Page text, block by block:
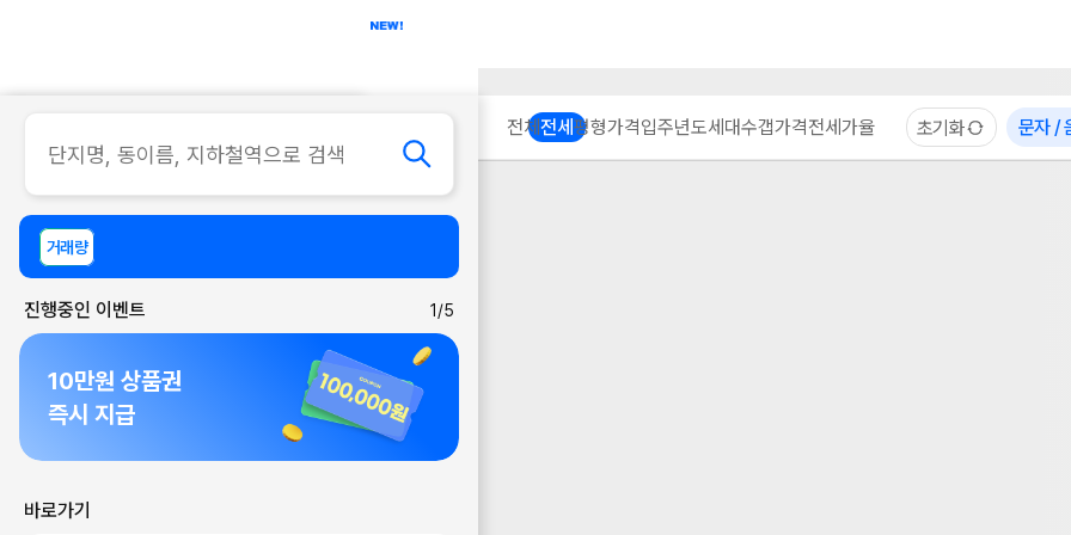
사무실
거래량
진행중인 이벤트 1/5
10만원 상품권
즉시 지급
바로가기
전체전세 평형가격입주년도세대수갭가격전세가율 초기화 문자 /